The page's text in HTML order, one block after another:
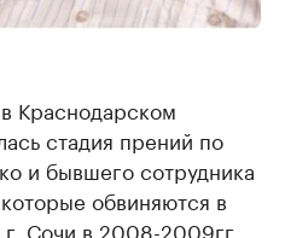
Краснодарском
стадия прений по
и бывшего сотрудника
обвиняются в
Сочи в 2008-2009гг.